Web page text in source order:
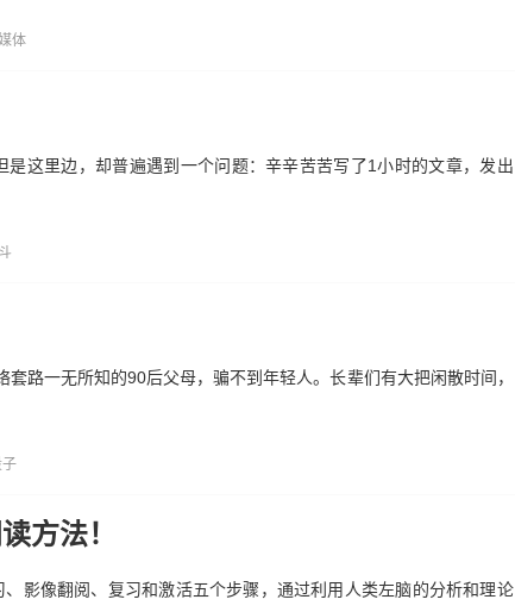
体
这里边，却普遍遇到一个问题：辛辛苦苦写了1小时的文章，发出
路一无所知的90后父母，骗不到年轻人。长辈们有大把闲散时间，
方法！
影像翻阅、复习和激活五个步骤，通过利用人类左脑的分析和理论